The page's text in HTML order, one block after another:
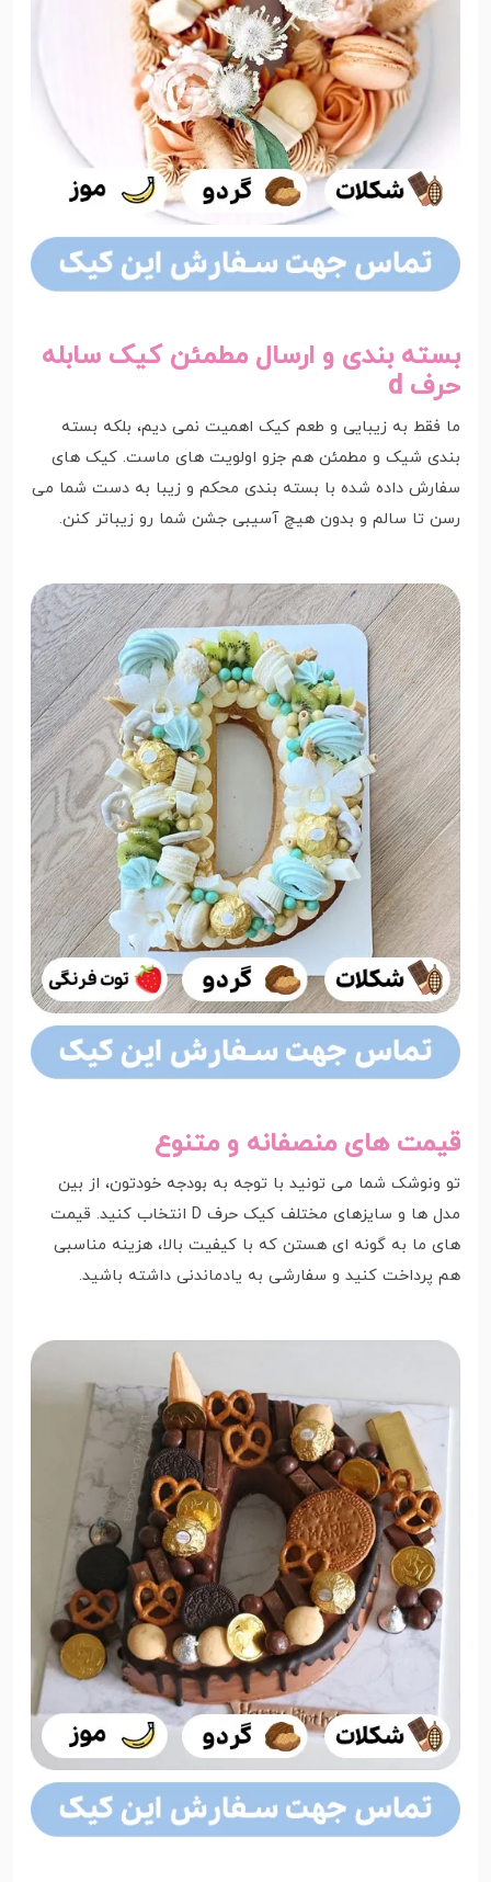
بسته بندی و ارسال مطمئن کیک سابله
حرف d
ما فقط به زیبایی و طعم کیک اهمیت نمی دیم، بلکه بسته
بندی شیک و مطمئن هم جزو اولویت های ماست. کیک های
سفارش داده شده با بسته بندی محکم و زیبا به دست شما می
رسن تا سالم و بدون هیچ آسیبی جشن شما رو زیباتر کنن.
قیمت های منصفانه و متنوع
تو ونوشک شما می تونید با توجه به بودجه خودتون، از بین
مدل ها و سایزهای مختلف کیک حرف D انتخاب کنید. قیمت
های ما به گونه ای هستن که با کیفیت بالا، هزینه مناسبی
هم پرداخت کنید و سفارشی به یادماندنی داشته باشید.